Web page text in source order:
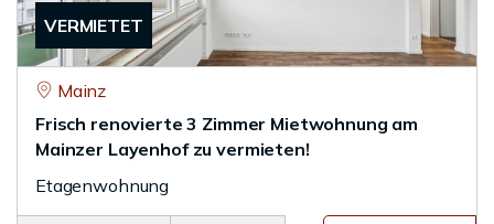
VERMIETET
Mainz
Frisch renovierte 3 Zimmer Mietwohnung am
Mainzer Layenhof zu vermieten!
Etagenwohnung